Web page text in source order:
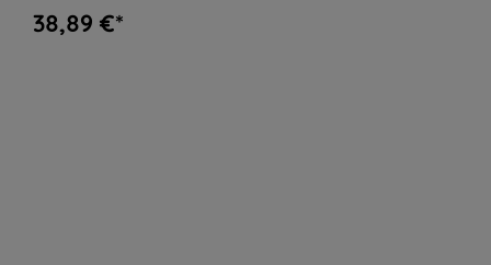
38,89 €*